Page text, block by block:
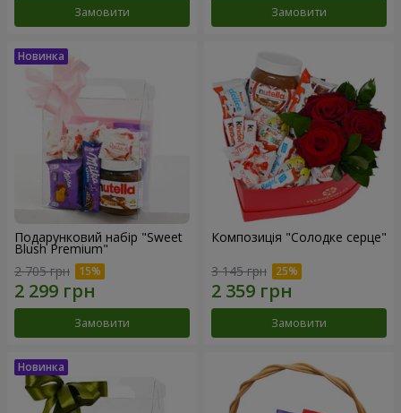
Замовити Замовити
Подарунковий набір "Sweet
Blush Premium"
2 705 грн
Замовити
Композиція "Солодке серце"
3 145 грн
Замовити